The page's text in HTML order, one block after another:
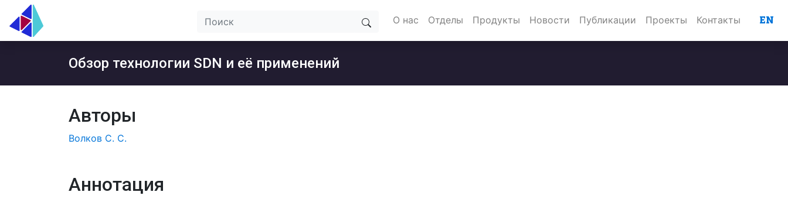
О нас Отделы Продукты Новости Публикации Проекты Контакты EN
Обзор технологии SDN и её применений
Авторы
Волков С. С.
Аннотация